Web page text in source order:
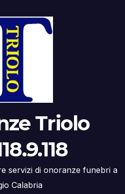
Triolo
servizi di onoranze funebri a
Calabria